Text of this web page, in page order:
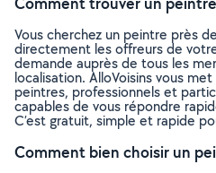
Vous cherchez un peintre près
directement les offreurs de
demande auprès de tous les
localisation. AlloVoisins vous
peintres, professionnels et
capables de vous répondre
C’est gratuit, simple et rapide
Comment bien choisir un